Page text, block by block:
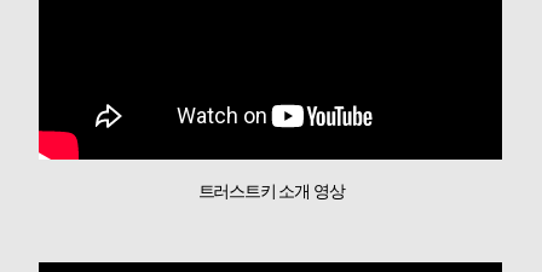
트러스트키
이용하여 강력한 다중 요소 인증 및 Passwordless
- 다중 프로토콜 지원 : FIDO2, U2F, HOTP, TOTP
트러스트키 소개 영상